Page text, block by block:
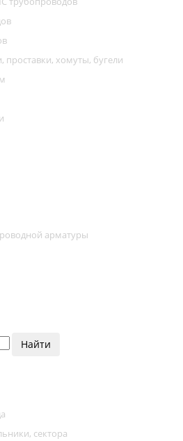
проставки, хомуты, бугели
арматуры
Найти
сектора